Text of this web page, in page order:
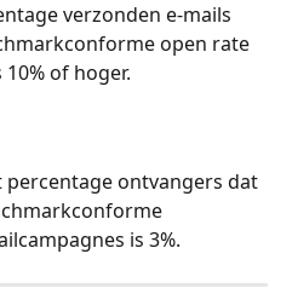
verzonden e-mails
open rate
of hoger.
ontvangers dat
is 3%.